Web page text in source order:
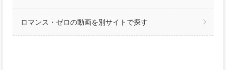
ロマンス・ゼロの動画を別サイトで探す